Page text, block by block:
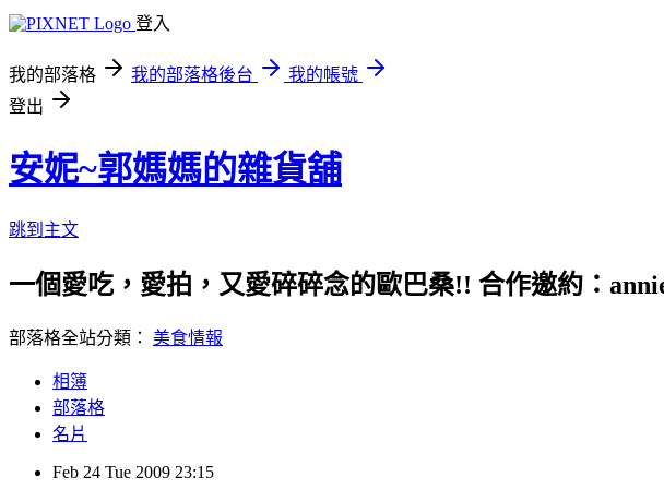
登入
我的部落格 我的部落格後台
我的帳號
登出
安妮~郭媽媽的雜貨舖
跳到主文
一個愛吃，愛拍，又愛碎碎念的歐巴桑!! 合作邀約：
部落格全站分類： 美食情報
相簿
部落格
名片
Feb 24 Tue 2009 23:15